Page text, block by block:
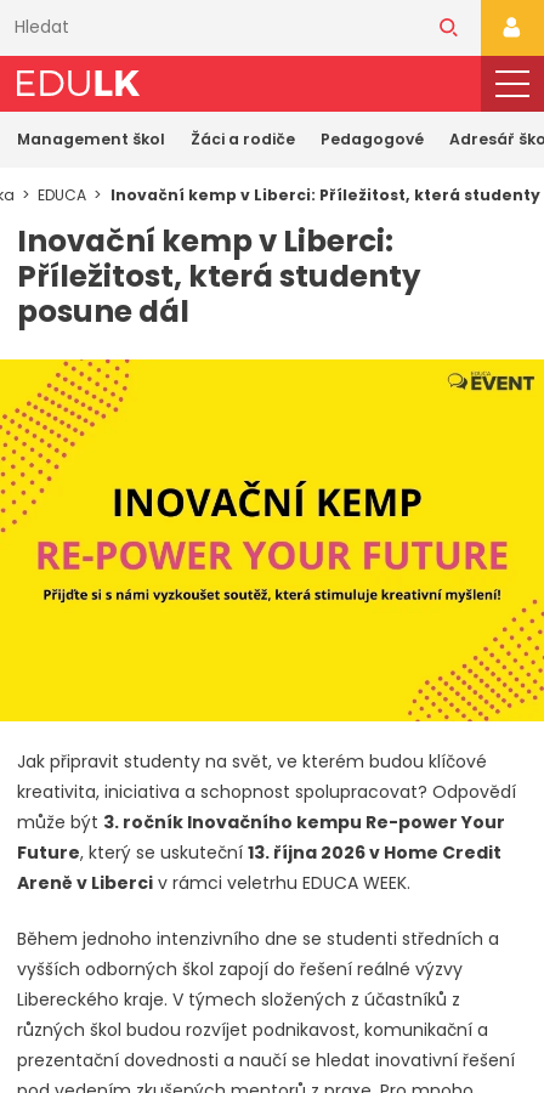
obsahu
Management škol Žáci a rodiče Pedagogové Adresář
EDUCA Inovační kemp v Liberci: Příležitost, která studenty
Inovační kemp v Liberci:
Příležitost, která studenty
posune dál
Jak připravit studenty na svět, ve kterém budou klíčové
kreativita, iniciativa a schopnost spolupracovat? Odpovědí
může být 3. ročník Inovačního kempu Re-power Your
Future, který se uskuteční 13. října 2026 v Home Credit
Areně v Liberci v rámci veletrhu EDUCA WEEK.
Během jednoho intenzivního dne se studenti středních a
vyšších odborných škol zapojí do řešení reálné výzvy
Libereckého kraje. V týmech složených z účastníků z
různých škol budou rozvíjet podnikavost, komunikační a
prezentační dovednosti a naučí se hledat inovativní řešení